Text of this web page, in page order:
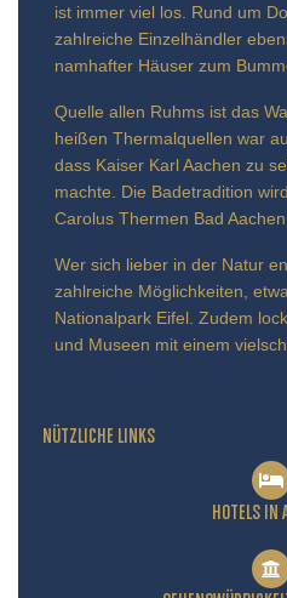
ist immer viel los. Rund um
zahlreiche Einzelhändler
namhafter Häuser zum
Quelle allen Ruhms ist das
heißen Thermalquellen war
dass Kaiser Karl Aachen zu
machte. Die Badetradition
Carolus Thermen Bad
Wer sich lieber in der Natur
zahlreiche Möglichkeiten,
Nationalpark Eifel. Zudem
und Museen mit einem
NÜTZLICHE LINKS
HOTELS IN